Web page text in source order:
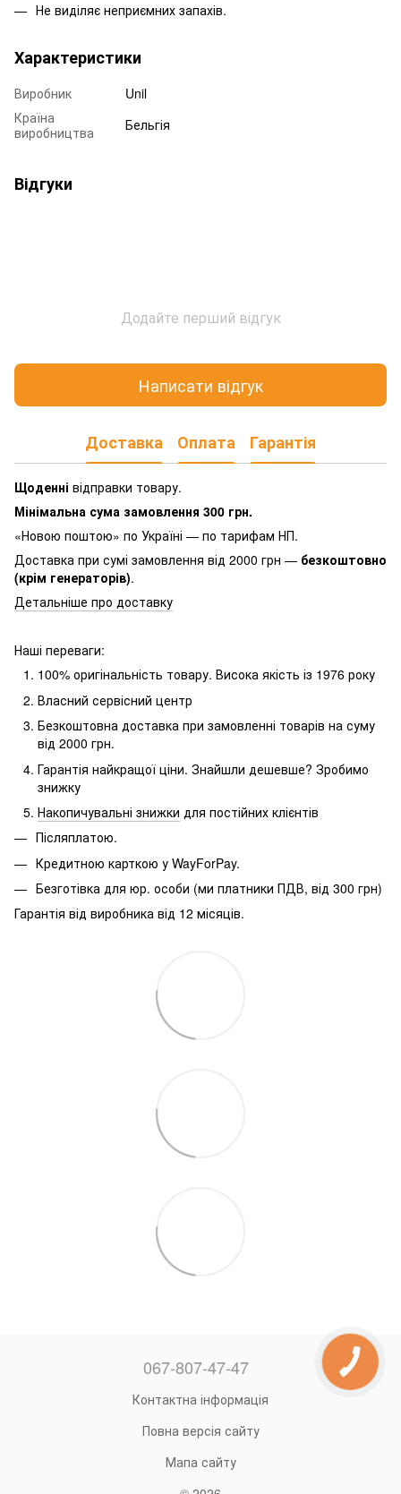
Не виділяє неприємних запахів.
Характеристики
Виробник
Unil
Країна
виробництва
Бельгія
Відгуки
Додайте перший відгук
Написати відгук
Доставка Оплата Гарантія
Щоденні відправки товару.
Мінімальна сума замовлення 300 грн.
«Новою поштою» по Україні — по тарифам НП.
Доставка при сумі замовлення від 2000 грн — безкоштовно
(крім генераторів).
Детальніше про доставку
Наші переваги:
100% оригінальність товару. Висока якість із 1976 року
Власний сервісний центр
Безкоштовна доставка при замовленні товарів на суму
від 2000 грн.
Гарантія найкращої ціни. Знайшли дешевше? Зробимо
знижку
Накопичувальні знижки для постійних клієнтів
Післяплатою.
Кредитною карткою у WayForPay.
Безготівка для юр. особи (ми платники ПДВ, від 300 грн)
Гарантія від виробника від 12 місяців.
067-807-47-47
Контактна інформація
Повна версія сайту
Мапа сайту